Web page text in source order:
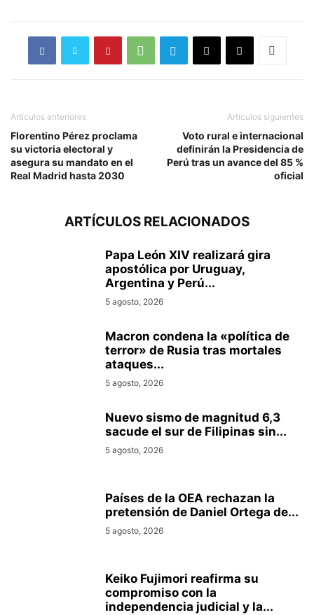
Artículos anteriores
Florentino Pérez proclama
su victoria electoral y
asegura su mandato en el
Real Madrid hasta 2030
Artículos siguientes
Voto rural e internacional
definirán la Presidencia de
Perú tras un avance del 85 %
oficial
ARTÍCULOS RELACIONADOS
Papa León XIV realizará gira
apostólica por Uruguay,
Argentina y Perú...
5 agosto, 2026
Macron condena la «política de
terror» de Rusia tras mortales
ataques...
5 agosto, 2026
Nuevo sismo de magnitud 6,3
sacude el sur de Filipinas sin...
5 agosto, 2026
Países de la OEA rechazan la
pretensión de Daniel Ortega de...
5 agosto, 2026
Keiko Fujimori reafirma su
compromiso con la
independencia judicial y la...